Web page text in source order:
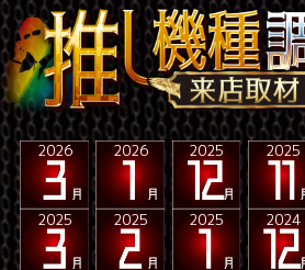
2026 2026 2025 2025
2025 2025 2025 2024